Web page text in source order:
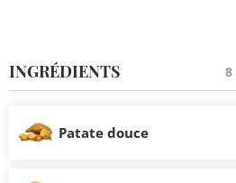
INGRÉDIENTS 8
Patate douce